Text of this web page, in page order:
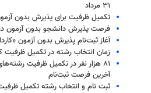
۳۱ مرداد
تکمیل ظرفیت برای پذیرش بدون
فرصت پذیرش دانشجو بدون آزمون
آغاز ثبت‌نام پذیرش بدون آزمون
زمان انتخاب رشته در تکمیل ظرفیت
۸۱ هزار نفر در تکمیل ظرفیت
آخرین فرصت ثبت‌نام
ثبت نام و انتخاب رشته تکمیل ظرفیت